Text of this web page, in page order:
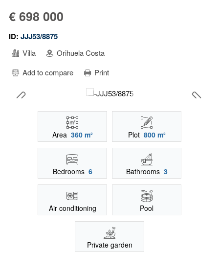
€ 698 000
ID: JJJ53/8875
Villa
Orihuela Costa
Add to compare
Print
Area 360 m² Plot 800 m²
Bedrooms 6 Bathrooms 3
Air conditioning Pool
Private garden